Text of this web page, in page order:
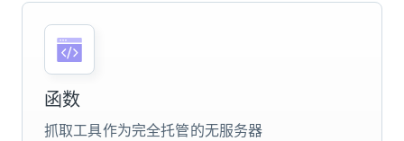
函数
抓取工具作为完全托管的无服务器